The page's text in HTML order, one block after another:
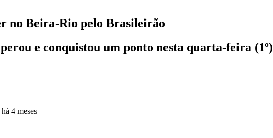
no Beira-Rio pelo Brasileirão
e conquistou um ponto nesta quarta-feira (1º)
há 4 meses